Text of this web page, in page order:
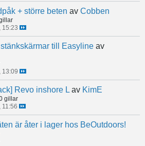
+ större beten av Cobben
15:23
till Easyline av
13:09
Revo inshore L av KimE
gillar
11:56
är åter i lager hos BeOutdoors!